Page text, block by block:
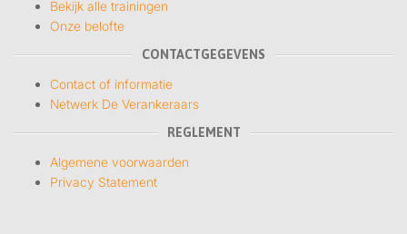
Bekijk alle trainingen
Onze belofte
CONTACTGEGEVENS
Contact of informatie
Netwerk De Verankeraars
REGLEMENT
Algemene voorwaarden
Privacy Statement